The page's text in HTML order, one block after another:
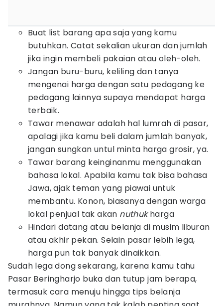
Buat list barang apa saja yang kamu
butuhkan. Catat sekalian ukuran dan jumlah
jika ingin membeli pakaian atau oleh-oleh.
Jangan buru-buru, keliling dan tanya
mengenai harga dengan satu pedagang ke
pedagang lainnya supaya mendapat harga
terbaik.
Tawar menawar adalah hal lumrah di pasar,
apalagi jika kamu beli dalam jumlah banyak,
jangan sungkan untul minta harga grosir, ya.
Tawar barang keinginanmu menggunakan
bahasa lokal. Apabila kamu tak bisa bahasa
Jawa, ajak teman yang piawai untuk
membantu. Konon, biasanya dengan warga
lokal penjual tak akan nuthukharga
Hindari datang atau belanja di musim liburan
atau akhir pekan. Selain pasar lebih lega,
harga pun tak banyak dinaikkan.
Sudah lega dong sekarang, karena kamu tahu
Pasar Beringharjo buka dan tutup jam berapa,
termasuk cara menuju hingga tips belanja